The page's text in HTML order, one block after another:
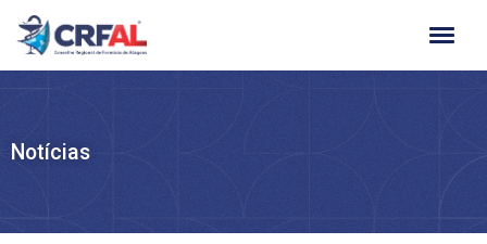
Ir
para
Notícias